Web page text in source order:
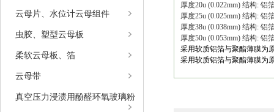
云母片、水位计云母组件
虫胶、塑型云母板
柔软云母板、箔
云母带
真空压力浸渍用酚醛环氧玻璃粉
厚度20u (0.022mm) 结构: 铝
厚度25u (0.025mm) 结构: 铝
厚度38u (0.038mm) 结构: 铝
厚度50u (0.053mm) 结构: 铝
采用软质铝箔与聚酯薄膜为
采用软质铝箔与聚酯薄膜为